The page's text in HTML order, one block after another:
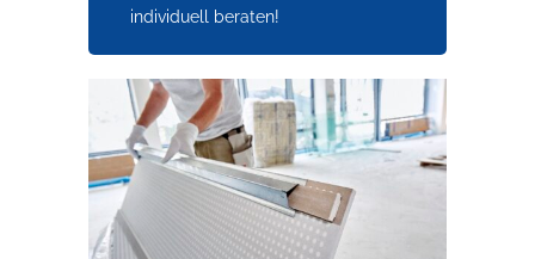
individuell beraten!